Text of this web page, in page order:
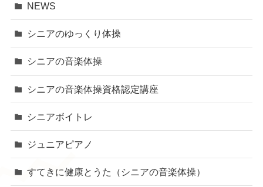
NEWS
シニアのゆっくり体操
シニアの音楽体操
シニアの音楽体操資格認定講座
シニアボイトレ
ジュニアピアノ
すてきに健康とうた（シニアの音楽体操）